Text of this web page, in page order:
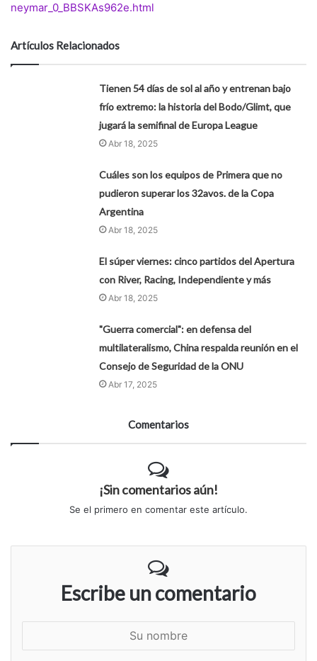
neymar_0_BBSKAs962e.html
Artículos Relacionados
Tienen 54 días de sol al año y entrenan bajo
frío extremo: la historia del Bodo/Glimt, que
jugará la semifinal de Europa League
Abr 18, 2025
Cuáles son los equipos de Primera que no
pudieron superar los 32avos. de la Copa
Argentina
Abr 18, 2025
El súper viernes: cinco partidos del Apertura
con River, Racing, Independiente y más
Abr 18, 2025
"Guerra comercial": en defensa del
multilateralismo, China respalda reunión en el
Consejo de Seguridad de la ONU
Abr 17, 2025
Comentarios
¡Sin comentarios aún!
Se el primero en comentar este artículo.
Escribe un comentario